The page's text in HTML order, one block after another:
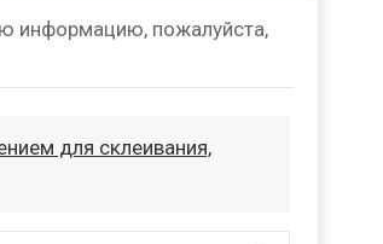
информацию, пожалуйста,
для склеивания,